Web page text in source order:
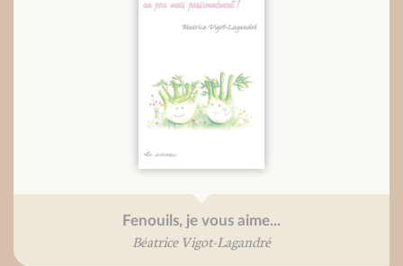
Fenouils, je vous aime...
Béatrice Vigot-Lagandré